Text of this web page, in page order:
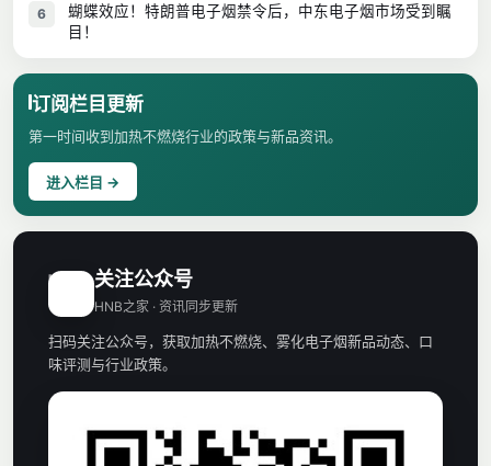
6
蝴蝶效应！特朗普电子烟禁令后，中东电子烟市场受到瞩
目！
订阅栏目更新
第一时间收到加热不燃烧行业的政策与新品资讯。
进入栏目 →
H 关注公众号
HNB之家 · 资讯同步更新
扫码关注公众号，获取加热不燃烧、雾化电子烟新品动态、口
味评测与行业政策。